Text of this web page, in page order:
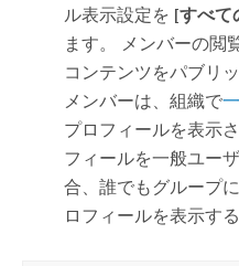
ル表示設定を [すべて
ます。 メンバーの閲
コンテンツをパブリ
メンバーは、組織で
プロフィールを表示
フィールを一般ユー
合、誰でもグループ
ロフィールを表示す